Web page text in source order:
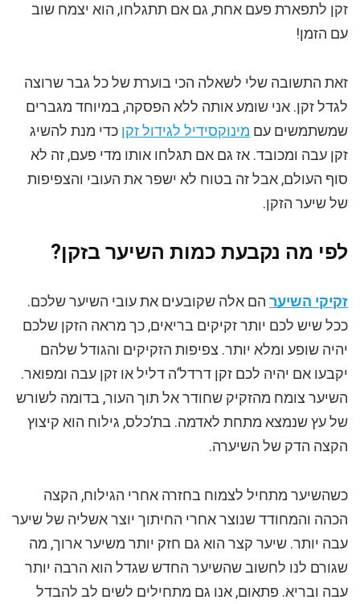
זקן לתפארת פעם אחת, גם אם תתגלחו, הוא יצמח שוב
עם הזמן!
זאת התשובה שלי לשאלה הכי בוערת של כל גבר שרוצה
לגדל זקן. אני שומע אותה ללא הפסקה, במיוחד מגברים
שמשתמשים עם מינוקסידיל לגידול זקן כדי מנת להשיג
זקן עבה ומכובד. אז גם אם תגלחו אותו מדי פעם, זה לא
סוף העולם, אבל זה בטוח לא ישפר את העובי והצפיפות
של שיער הזקן.
לפי מה נקבעת כמות השיער בזקן?
זקיקי השיער הם אלה שקובעים את עובי השיער שלכם.
ככל שיש לכם יותר זקיקים בריאים, כך מראה הזקן שלכם
יהיה שופע ומלא יותר. צפיפות הזקיקים והגודל שלהם
יקבעו אם יהיה לכם זקן דרדל’ה דליל או זקן עבה ומפואר.
השיער צומח מהזקיק שחודר אל תוך העור, בדומה לשורש
של עץ שנמצא מתחת לאדמה. בת’כלס, גילוח הוא קיצוץ
הקצה הדק של השיערה.
כשהשיער מתחיל לצמוח בחזרה אחרי הגילוח, הקצה
הכהה והמחודד שנוצר אחרי החיתוך יוצר אשליה של שיער
עבה יותר. שיער קצר הוא גם חזק יותר משיער ארוך, מה
שגורם לנו לחשוב שהשיער החדש שגדל הוא הרבה יותר
עבה ובריא. פתאום, אנו גם מתחילים לשים לב להבדל